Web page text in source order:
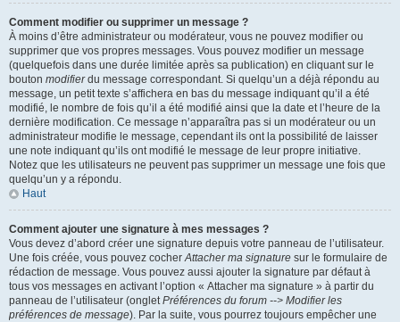
Comment modifier ou supprimer un message ?
À moins d’être administrateur ou modérateur, vous ne pouvez modifier ou
supprimer que vos propres messages. Vous pouvez modifier un message
(quelquefois dans une durée limitée après sa publication) en cliquant sur le
bouton modifierdu message correspondant. Si quelqu’un a déjà répondu au
message, un petit texte s’affichera en bas du message indiquant qu’il a été
modifié, le nombre de fois qu’il a été modifié ainsi que la date et l’heure de la
dernière modification. Ce message n’apparaîtra pas si un modérateur ou un
administrateur modifie le message, cependant ils ont la possibilité de laisser
une note indiquant qu’ils ont modifié le message de leur propre initiative.
Notez que les utilisateurs ne peuvent pas supprimer un message une fois que
quelqu’un y a répondu.
Haut
Comment ajouter une signature à mes messages ?
Vous devez d’abord créer une signature depuis votre panneau de l’utilisateur.
Une fois créée, vous pouvez cocherAttacher ma signature sur le formulaire de
rédaction de message. Vous pouvez aussi ajouter la signature par défaut à
tous vos messages en activant l’option « Attacher ma signature » à partir du
panneau de l’utilisateur (ongletPréférences du forum --> Modifier les
préférences de message). Par la suite, vous pourrez toujours empêcher une